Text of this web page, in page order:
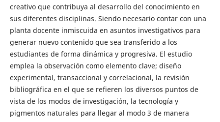
creativo que contribuya al desarrollo del conocimiento en
sus diferentes disciplinas. Siendo necesario contar con una
planta docente inmiscuida en asuntos investigativos para
generar nuevo contenido que sea transferido a los
estudiantes de forma dinámica y progresiva. El estudio
emplea la observación como elemento clave; diseño
experimental, transaccional y correlacional, la revisión
bibliográfica en el que se refieren los diversos puntos de
vista de los modos de investigación, la tecnología y
pigmentos naturales para llegar al modo 3 de manera